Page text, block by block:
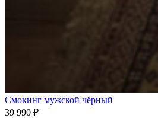
Смокинг мужской чёрный
39 990 ₽